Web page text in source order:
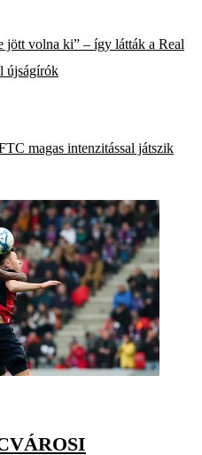
jött volna ki” – így látták a Real
újságírók
magas intenzitással játszik